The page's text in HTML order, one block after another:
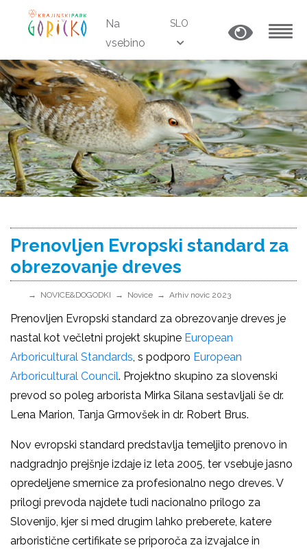
Na
vsebino
SLO
Prenovljen Evropski standard za
obrezovanje dreves
NOVICE&DOGODKI Novice Arhiv novic 2023
Prenovljen Evropski standard za obrezovanje dreves je
nastal kot večletni projekt skupine European
Arboricultural Standards, s podporo European
Arboricultural Council. Projektno skupino za slovenski
prevod so poleg arborista Mirka Silana sestavljali še dr.
Lena Marion, Tanja Grmovšek in dr. Robert Brus.
Nov evropski standard predstavlja temeljito prenovo in
nadgradnjo prejšnje izdaje iz leta 2005, ter vsebuje jasno
opredeljene smernice za profesionalno nego dreves. V
prilogi prevoda najdete tudi nacionalno prilogo za
Slovenijo, kjer si med drugim lahko preberete, katere
arboristične certifikate se priporoča za izvajalce in